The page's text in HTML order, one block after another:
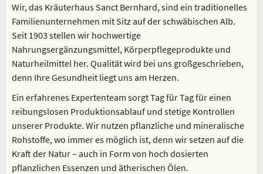
Wir, das Kräuterhaus Sanct Bernhard, sind ein traditionelles
Familienunternehmen mit Sitz auf der schwäbischen Alb.
Seit 1903 stellen wir hochwertige
Nahrungsergänzungsmittel, Körperpflegeprodukte und
Naturheilmittel her. Qualität wird bei uns großgeschrieben,
denn Ihre Gesundheit liegt uns am Herzen.
Ein erfahrenes Expertenteam sorgt Tag für Tag für einen
reibungslosen Produktionsablauf und stetige Kontrollen
unserer Produkte. Wir nutzen pflanzliche und mineralische
Rohstoffe, wo immer es möglich ist, denn wir setzen auf die
Kraft der Natur – auch in Form von hoch dosierten
pflanzlichen Essenzen und ätherischen Ölen.